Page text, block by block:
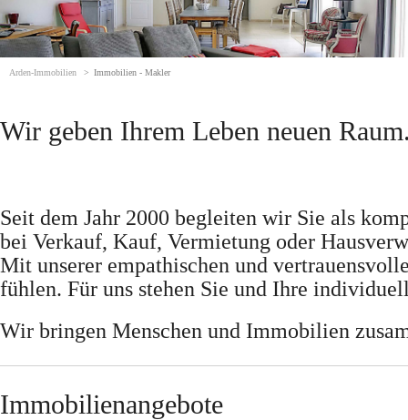
Arden-Immobilien Immobilien - Makler
Wir geben Ihrem Leben neuen
Seit dem Jahr 2000 begleiten wir Sie als
bei Verkauf, Kauf, Vermietung oder
Mit unserer empathischen und
fühlen. Für uns stehen Sie und Ihre
Wir bringen Menschen und Immobilien
Immobilienangebote